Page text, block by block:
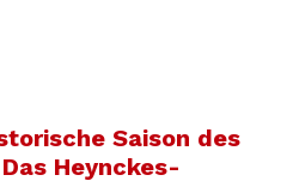
Saison des
Heynckes-